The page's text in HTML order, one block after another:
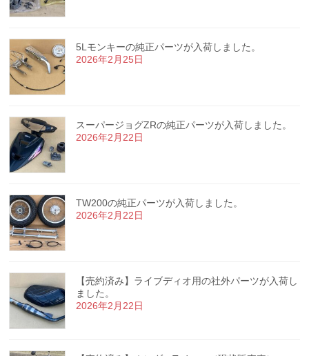
5Lモンキーの純正パーツが入荷しました。
2026年2月25日
スーパージョグZRの純正パーツが入荷しました。
2026年2月22日
TW200の純正パーツが入荷しました。
2026年2月22日
【売約済み】ライブディオ用の社外パーツが入荷し
ました。
2026年2月22日